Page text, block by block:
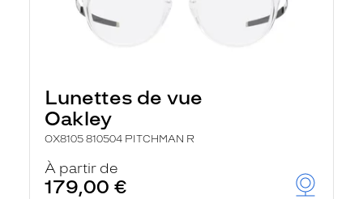
Lunettes de vue
Oakley
OX8105 810504 PITCHMAN R
À partir de
179,00 €